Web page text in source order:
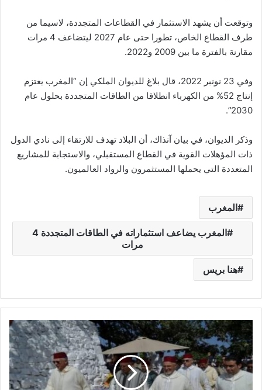
وتوقعت أن يشهد الاستثمار في القطاعات المتجددة، لاسيما من
طرف القطاع الخاص، تطورا حتى عام 2027 ليتضاعف 4 مرات
مقارنة بالفترة ما بين 2009 و2022.
وفي 23 نونبر 2022، قال بلاغ للديوان الملكي إن “المغرب يعتزم
إنتاج 52% من الكهرباء انطلاقا من الطاقات المتجددة بحلول عام
2030”.
وذكر الديوان، في بيان آنذاك، أن البلاد تهدف للارتقاء إلى نادي الدول
ذات المؤهلات القوية في القطاع المستقبلي، والاستجابة للمشاريع
المتعددة التي يحملها المستثمرون والرواد العالميون.
المغرب
المغرب يضاعف استثماراته في الطاقات المتجددة 4
مرات
هنا بريس
ه
ب
م
ل